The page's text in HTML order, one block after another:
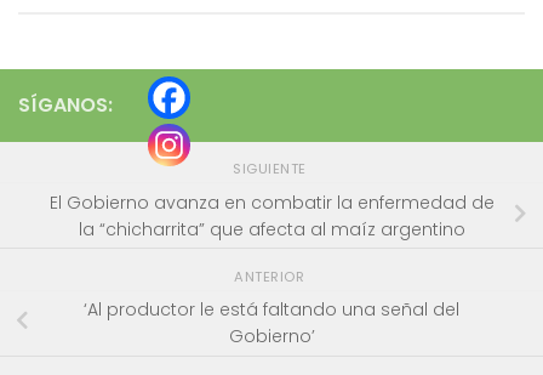
SÍGANOS:
SIGUIENTE
El Gobierno avanza en combatir la enfermedad de
la “chicharrita” que afecta al maíz argentino
ANTERIOR
‘Al productor le está faltando una señal del
Gobierno’